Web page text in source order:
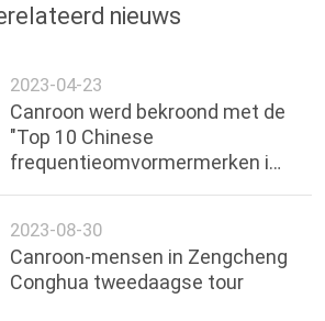
nieuws
2023-04-23
Canroon werd bekroond met de
"Top 10 Chinese
frequentieomvormermerken in
2023-08-30
Canroon-mensen in Zengcheng
Conghua tweedaagse tour